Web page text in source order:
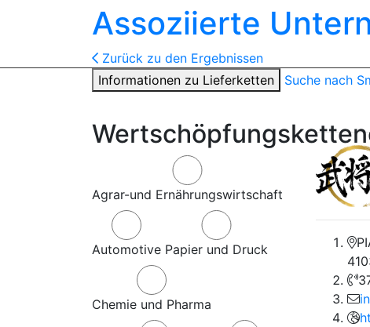
Assoziierte
Zurück zu den Ergebnissen
Informationen zu Lieferketten
Suche nach
Agrar-und Ernährungswirtschaft
Automotive Papier und Druck
Chemie und Pharma